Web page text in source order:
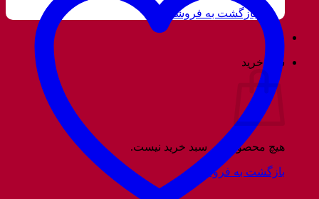
بازگشت به فروشگاه
سبد خرید
هیچ محصولی در سبد خرید نیست.
بازگشت به فروشگاه